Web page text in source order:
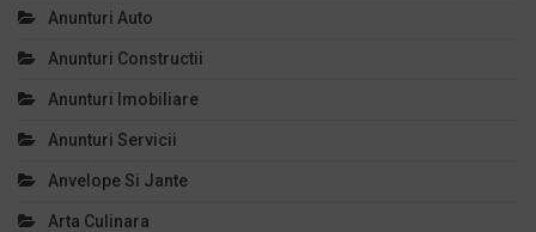
Anunturi Auto
Anunturi Constructii
Anunturi Imobiliare
Anunturi Servicii
Anvelope Si Jante
Arta Culinara